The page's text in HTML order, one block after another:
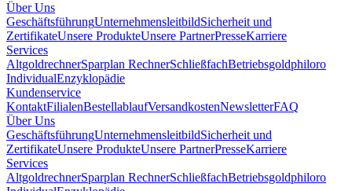
Über Uns
GeschäftsführungUnternehmensleitbildSicherheit und
ZertifikateUnsere ProdukteUnsere PartnerPresseKarriere
Services
AltgoldrechnerSparplan RechnerSchließfachBetriebsgoldphiloro
IndividualEnzyklopädie
Kundenservice
KontaktFilialenBestellablaufVersandkostenNewsletterFAQ
Über Uns
GeschäftsführungUnternehmensleitbildSicherheit und
ZertifikateUnsere ProdukteUnsere PartnerPresseKarriere
Services
AltgoldrechnerSparplan RechnerSchließfachBetriebsgoldphiloro